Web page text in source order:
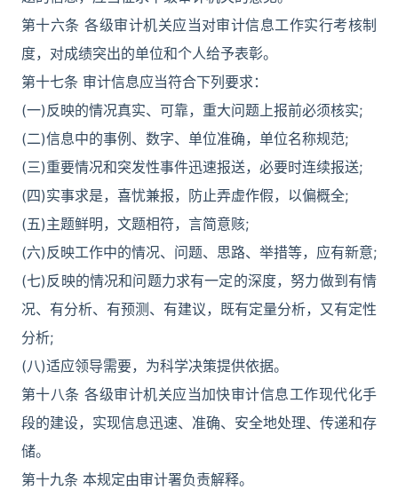
第十六条 各级审计机关应当对审计信息工作实行考核制
度，对成绩突出的单位和个人给予表彰。
第十七条 审计信息应当符合下列要求：
(一)反映的情况真实、可靠，重大问题上报前必须核实;
(二)信息中的事例、数字、单位准确，单位名称规范;
(三)重要情况和突发性事件迅速报送，必要时连续报送;
(四)实事求是，喜忧兼报，防止弄虚作假，以偏概全;
(五)主题鲜明，文题相符，言简意赅;
(六)反映工作中的情况、问题、思路、举措等，应有新意;
(七)反映的情况和问题力求有一定的深度，努力做到有情
况、有分析、有预测、有建议，既有定量分析，又有定性
分析;
(八)适应领导需要，为科学决策提供依据。
第十八条 各级审计机关应当加快审计信息工作现代化手
段的建设，实现信息迅速、准确、安全地处理、传递和存
储。
第十九条 本规定由审计署负责解释。